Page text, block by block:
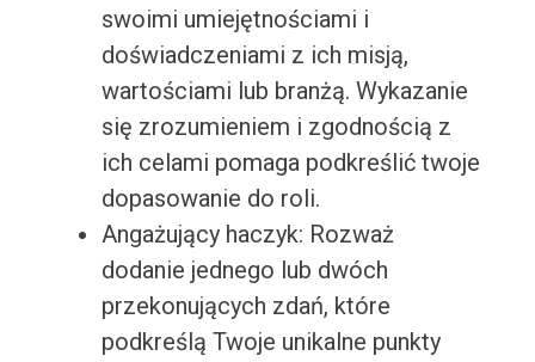
swoimi umiejętnościami i
doświadczeniami z ich misją,
wartościami lub branżą. Wykazanie
się zrozumieniem i zgodnością z
ich celami pomaga podkreślić twoje
dopasowanie do roli.
Angażujący haczyk: Rozważ
dodanie jednego lub dwóch
przekonujących zdań, które
podkreślą Twoje unikalne punkty